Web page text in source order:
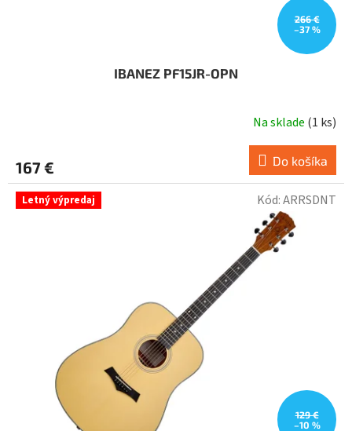
266 €
–37 %
IBANEZ PF15JR-OPN
Na sklade (1 ks)
167 € Do košíka
Letný výpredaj
129 €
–10 %
Kód:ARRSDNT